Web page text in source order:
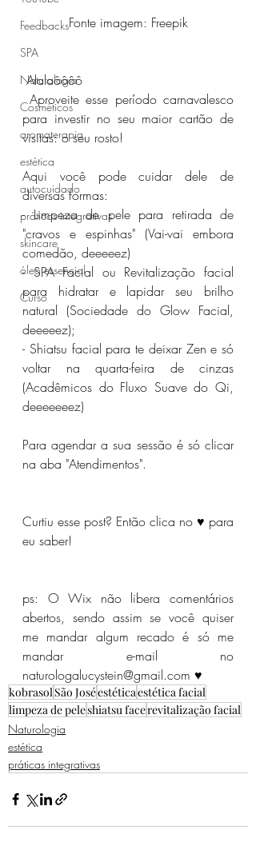
Feedbacks
SPA
Naturologia
Cosméticos
aromaterapia
estética
autocuidado
práticas integrativas
skincare
óleo essencial
Curso
Fonte imagem: Freepik
Alalaôôôô
Aproveite esse período carnavalesco
para investir no seu maior cartão de
visitas: o seu rosto!
Aqui você pode cuidar dele de
diversas formas:
- Limpeza de pele para retirada de
"cravos e espinhas" (Vai-vai embora
comedão, deeeeez)
- SPA Facial ou Revitalização facial
para hidratar e lapidar seu brilho
natural (Sociedade do Glow Facial,
deeeeez);
- Shiatsu facial para te deixar Zen e só
voltar na quarta-feira de cinzas
(Acadêmicos do Fluxo Suave do Qi,
deeeeeeez)
Para agendar a sua sessão é só clicar
na aba "Atendimentos".
Curtiu esse post? Então clica no ♥ para
eu saber!
ps: O Wix não libera comentários
abertos, sendo assim se você quiser
me mandar algum recado é só me
mandar e-mail no
naturologalucystein@gmail.com ♥
kobrasol São Joséestéticaestética facial
limpeza de peleshiatsu facerevitalização facial
Naturologia
estética
práticas integrativas